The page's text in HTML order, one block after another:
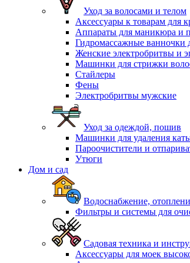
Уход за волосами и телом
Аксессуары к товарам для
Аппараты для маникюра и
Гидромассажные ванночки
Женские электробритвы и
Машинки для стрижки
Стайлеры
Фены
Электробритвы мужские
Уход за одеждой, пошив
Машинки для удаления
Пароочистители и
Утюги
Дом и сад
Водоснабжение,
Фильтры и системы для
Садовая техника и
Аксессуары для моек